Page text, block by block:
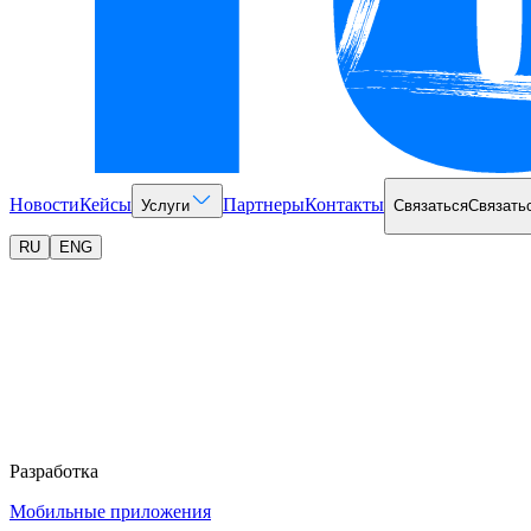
НовостиКейсы Услуги ПартнерыКонтакты Связаться
RU ENG
Разработка
Мобильные приложения